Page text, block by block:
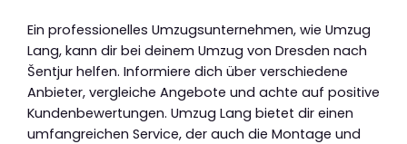
Ein professionelles Umzugsunternehmen, wie Umzug
Lang, kann dir bei deinem Umzug von Dresden nach
Šentjur helfen. Informiere dich über verschiedene
Anbieter, vergleiche Angebote und achte auf positive
Kundenbewertungen. Umzug Lang bietet dir einen
umfangreichen Service, der auch die Montage und